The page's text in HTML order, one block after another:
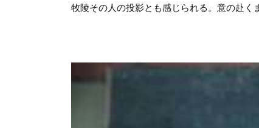
牧陵その人の投影とも感じられる。意の赴く